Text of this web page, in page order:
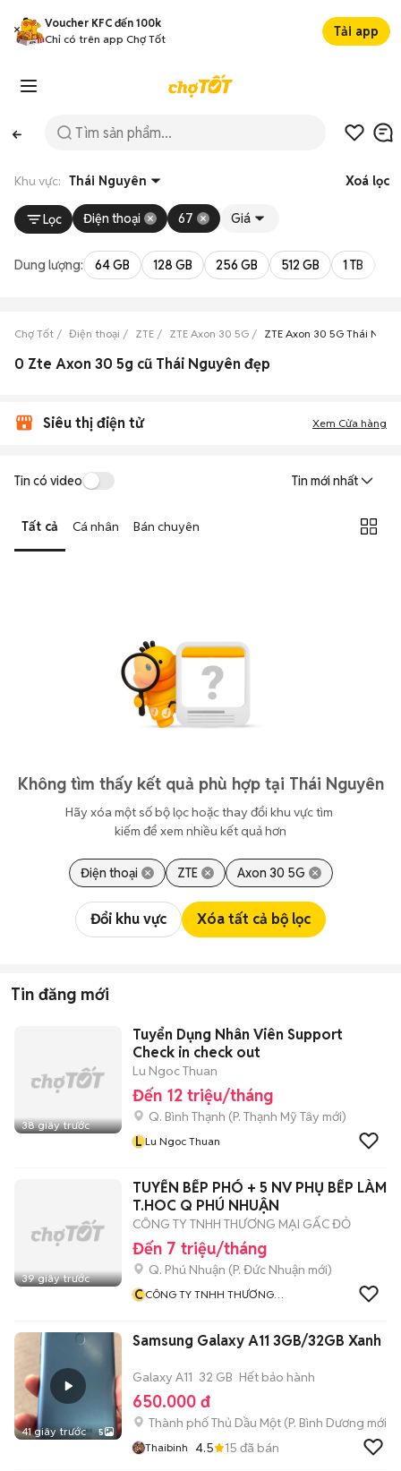
Voucher KFC đến 100k
Chỉ có trên app Chợ Tốt
Tải app
Khu vực: Thái Nguyên Xoá lọc
Lọc Điện thoại 67 Giá
Dung lượng: 64 GB 128 GB 256 GB 512 GB 1 TB
Chợ Tốt Điện thoại ZTE ZTE Axon 30 5G ZTE Axon 30 5G Thái
0 Zte Axon 30 5g cũ Thái Nguyên đẹp
Siêu thị điện tử Xem Cửa hàng
Tin có video Tin mới nhất
Tất cả Cá nhân Bán chuyên
Không tìm thấy kết quả phù hợp tại Thái Nguyên
Hãy xóa một số bộ lọc hoặc thay đổi khu vực tìm
kiếm để xem nhiều kết quả hơn
Điện thoại ZTE Axon 30 5G
Đổi khu vực Xóa tất cả bộ lọc
Tin đăng mới
38 giây trước
Tuyển Dụng Nhân Viên Support
Check in check out
Lu Ngoc Thuan
Đến 12 triệu/tháng
Q. Bình Thạnh (P. Thạnh Mỹ Tây mới)
L Lu Ngoc Thuan
39 giây trước
TUYỂN BẾP PHÓ + 5 NV PHỤ BẾP LÀM
T.HOC Q PHÚ NHUẬN
CÔNG TY TNHH THƯƠNG MẠI GẤC ĐỎ
Đến 7 triệu/tháng
Q. Phú Nhuận (P. Đức Nhuận mới)
CCÔNG TY TNHH THƯƠNG
41 giây trước 5
Samsung Galaxy A11 3GB/32GB Xanh
Galaxy A11 32 GB Hết bảo hành
650.000 đ
Thành phố Thủ Dầu Một (P. Bình Dương mới)
Thaibinh 4.5 15 đã bán